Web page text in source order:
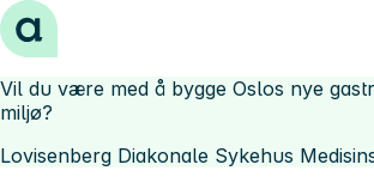
Hopp til innhold
Vil du være med å bygge Oslos nye
miljø?
Lovisenberg Diakonale Sykehus